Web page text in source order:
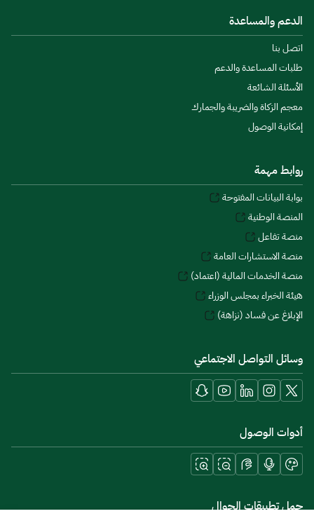
الدعم والمساعدة
اتصل بنا
طلبات المساعدة والدعم
الأسئلة الشائعة
معجم الزكاة والضريبة والجمارك
إمكانية الوصول
روابط مهمة
بوابة البيانات المفتوحة
المنصة الوطنية
منصة تفاعل
منصة الاستشارات العامة
منصة الخدمات المالية (اعتماد)
هيئة الخبراء بمجلس الوزراء
الإبلاغ عن فساد (نزاهة)
وسائل التواصل الاجتماعي
أدوات الوصول
حمل تطبيقات الجوال